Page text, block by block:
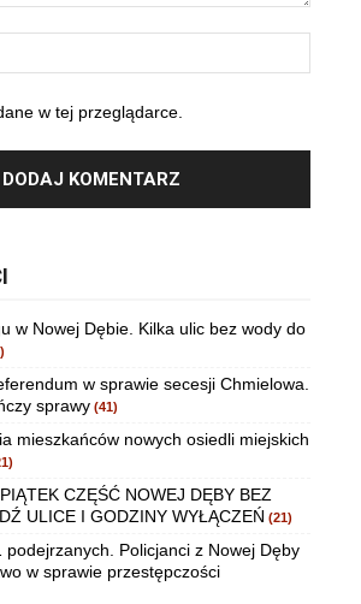
w tej przeglądarce.
w Nowej Dębie. Kilka ulic bez wody do
w sprawie secesji Chmielowa.
sprawy (41)
mieszkańców nowych osiedli miejskich
CZĘŚĆ NOWEJ DĘBY BEZ
ULICE I GODZINY WYŁĄCZEŃ (21)
podejrzanych. Policjanci z Nowej Dęby
w sprawie przestępczości